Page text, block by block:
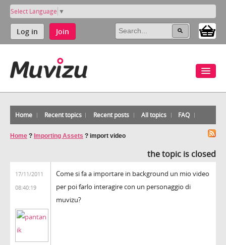
Select Language ▼
Log in Join
Home Recent topics Recent posts All topics FAQ
Home ? Importing Assets ? import video
the topic is closed
17/11/2011
08:40:19
Come si fa a importare in background un mio video
per poi farlo interagire con un personaggio di
muvizu?